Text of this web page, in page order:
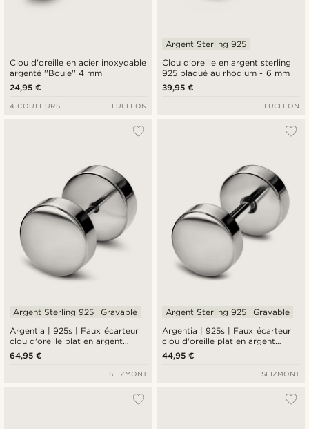
Clou d'oreille en acier inoxydable
argenté ''Boule'' 4 mm
24,95 €
4 COULEURS LUCLEON
Clou d'oreille en argent sterling
925 plaqué au rhodium - 6 mm
Argent Sterling 925
39,95 €
LUCLEON
Argentia | 925s | Faux écarteur
clou d'oreille plat en argent
sterling plaqué rhodium de 8 mm
Argent Sterling 925 Gravable
64,95 €
SEIZMONT
Argentia | 925s | Faux écarteur
clou d'oreille plat en argent
sterling plaqué rhodium de 6 mm
Argent Sterling 925 Gravable
44,95 €
SEIZMONT